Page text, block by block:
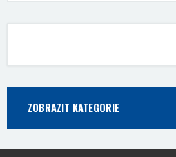
ZOBRAZIT KATEGORIE